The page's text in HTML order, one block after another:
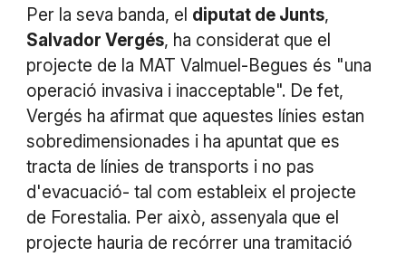
Per la seva banda, el diputat de Junts,
Salvador Vergés, ha considerat que el
projecte de la MAT Valmuel-Begues és "una
operació invasiva i inacceptable". De fet,
Vergés ha afirmat que aquestes línies estan
sobredimensionades i ha apuntat que es
tracta de línies de transports i no pas
d'evacuació- tal com estableix el projecte
de Forestalia. Per això, assenyala que el
projecte hauria de recórrer una tramitació